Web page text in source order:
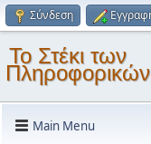
Σύνδεση
Το Στέκι των
Πληροφορικών
Main Menu